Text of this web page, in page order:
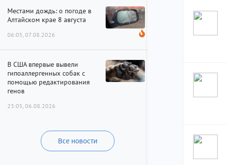
Местами дождь: о погоде в
Алтайском крае 8 августа
06:05, 07.08.2026
В США впервые вывели
гипоаллергенных собак с
помощью редактирования
генов
23:05, 06.08.2026
Все новости